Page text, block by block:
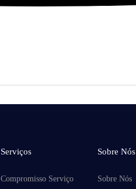
Serviços
Compromisso Serviço
Sobre Nós
Sobre Nós